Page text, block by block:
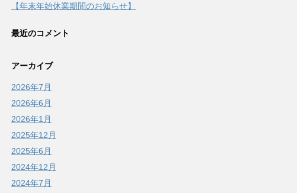
【年末年始休業期間のお知らせ】
最近のコメント
アーカイブ
2026年7月
2026年6月
2026年1月
2025年12月
2025年6月
2024年12月
2024年7月